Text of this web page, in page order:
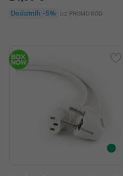
Dodatnih -5% uz PROMO KOD